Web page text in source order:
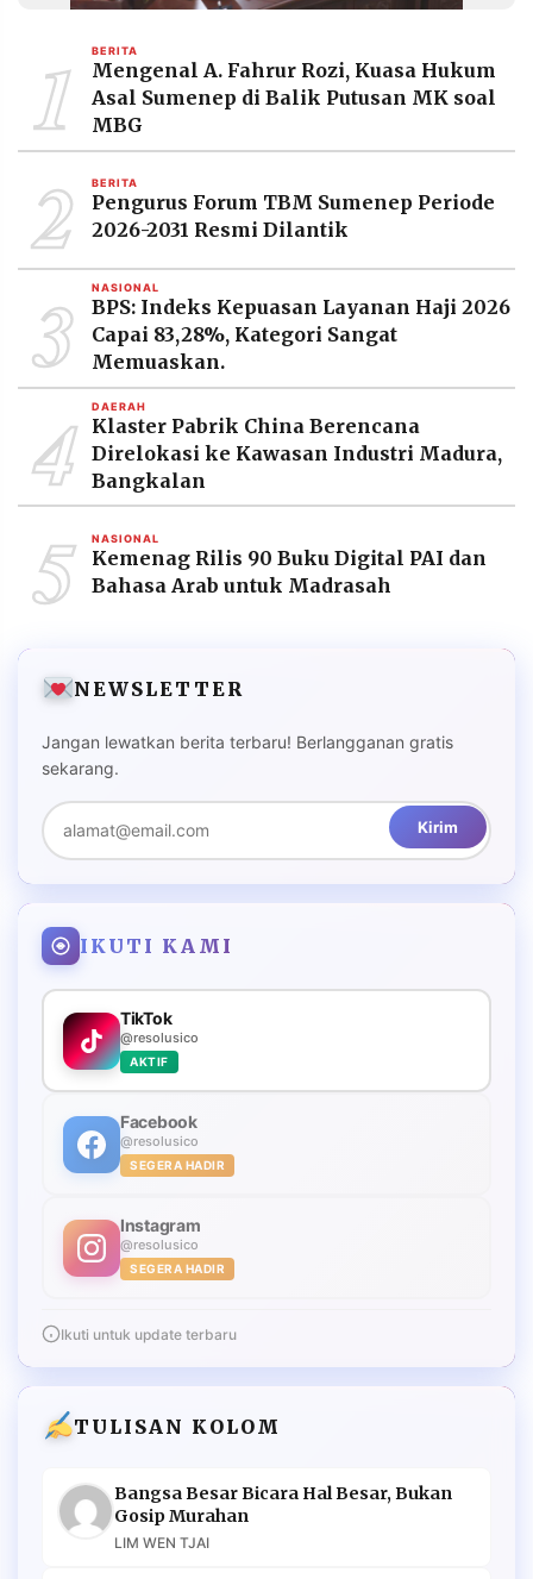
Resolusi.co
2026
PT.
RESOLUSI
PRAMUDITA
1 BERITA
Mengenal A. Fahrur Rozi, Kuasa Hukum
Asal Sumenep di Balik Putusan MK soal
MBG
2 BERITA
Pengurus Forum TBM Sumenep Periode
2026-2031 Resmi Dilantik
3 NASIONAL
BPS: Indeks Kepuasan Layanan Haji 2026
Capai 83,28%, Kategori Sangat
Memuaskan.
4 DAERAH
Klaster Pabrik China Berencana
Direlokasi ke Kawasan Industri Madura,
Bangkalan
5 NASIONAL
Kemenag Rilis 90 Buku Digital PAI dan
Bahasa Arab untuk Madrasah
NEWSLETTER
Jangan lewatkan berita terbaru! Berlangganan gratis
sekarang.
Kirim
IKUTI KAMI
TikTok
@resolusico
AKTIF
Facebook
@resolusico
SEGERA HADIR
Instagram
@resolusico
SEGERA HADIR
Ikuti untuk update terbaru
TULISAN KOLOM
Bangsa Besar Bicara Hal Besar, Bukan
Gosip Murahan
LIM WEN TJAI